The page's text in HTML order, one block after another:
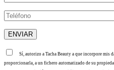
Sí, autorizo a Tacha Beauty a que incorpore mis
proporcionarla, a un fichero automatizado de su